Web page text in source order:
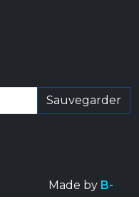
Sauvegarder
Made by B-